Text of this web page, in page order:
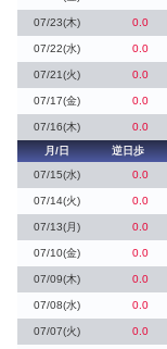
07/23(木) 0.0
07/22(水) 0.0
07/21(火) 0.0
07/17(金) 0.0
07/16(木) 0.0
月/日
逆日歩
07/15(水)
0.0
07/14(火) 0.0
07/13(月) 0.0
07/10(金) 0.0
07/09(木) 0.0
07/08(水) 0.0
07/07(火) 0.0